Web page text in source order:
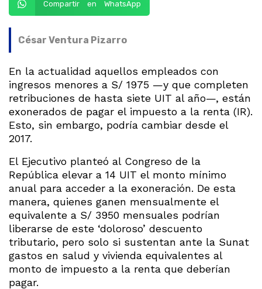
Compartir en WhatsApp
César Ventura Pizarro
En la actualidad aquellos empleados con
ingresos menores a S/ 1975 —y que completen
retribuciones de hasta siete UIT al año—, están
exonerados de pagar el impuesto a la renta (IR).
Esto, sin embargo, podría cambiar desde el
2017.
El Ejecutivo planteó al Congreso de la
República elevar a 14 UIT el monto mínimo
anual para acceder a la exoneración. De esta
manera, quienes ganen mensualmente el
equivalente a S/ 3950 mensuales podrían
liberarse de este ‘doloroso’ descuento
tributario, pero solo si sustentan ante la Sunat
gastos en salud y vivienda equivalentes al
monto de impuesto a la renta que deberían
pagar.